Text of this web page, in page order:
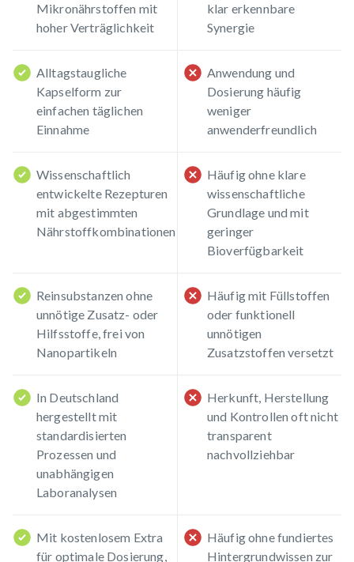
Mikronährstoffen mit
hoher Verträglichkeit
klar erkennbare
Synergie
Alltagstaugliche
Kapselform zur
einfachen täglichen
Einnahme
Anwendung und
Dosierung häufig
weniger
anwenderfreundlich
Wissenschaftlich
entwickelte Rezepturen
mit abgestimmten
Nährstoffkombinationen
Häufig ohne klare
wissenschaftliche
Grundlage und mit
geringer
Bioverfügbarkeit
Reinsubstanzen ohne
unnötige Zusatz- oder
Hilfsstoffe, frei von
Nanopartikeln
Häufig mit Füllstoffen
oder funktionell
unnötigen
Zusatzstoffen versetzt
In Deutschland
hergestellt mit
standardisierten
Prozessen und
unabhängigen
Laboranalysen
Herkunft, Herstellung
und Kontrollen oft nicht
transparent
nachvollziehbar
Mit kostenlosem Extra
für optimale Dosierung,
Häufig ohne fundiertes
Hintergrundwissen zur